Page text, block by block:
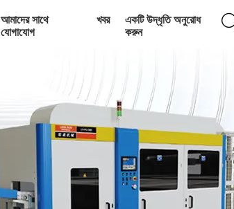
আমাদের সাথে
যোগাযোগ
খবর
একটি উদ্ধৃতি অনুরোধ
করুন